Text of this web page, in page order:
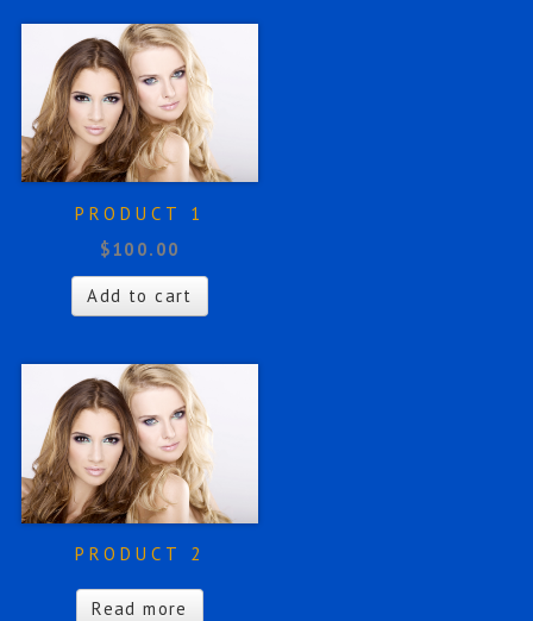
PRODUCT 1
$100.00
Add to cart
PRODUCT 2
Read more